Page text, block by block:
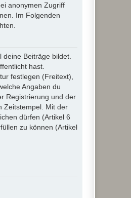
anonymen Zugriff
Im Folgenden
Beiträge bildet.
hast.
festlegen (Freitext),
Angaben du
Registrierung und der
Zeitstempel. Mit der
dürfen (Artikel 6
zu können (Artikel